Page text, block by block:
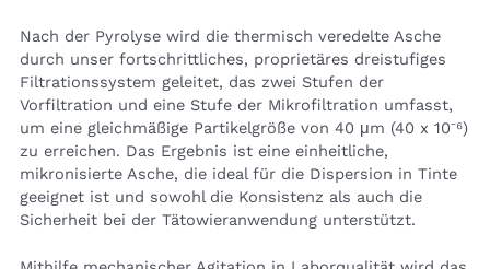
Nach der Pyrolyse wird die thermisch veredelte Asche
durch unser fortschrittliches, proprietäres dreistufiges
Filtrationssystem geleitet, das zwei Stufen der
Vorfiltration und eine Stufe der Mikrofiltration umfasst,
um eine gleichmäßige Partikelgröße von 40 μm (40 x 10⁻⁶)
zu erreichen. Das Ergebnis ist eine einheitliche,
mikronisierte Asche, die ideal für die Dispersion in Tinte
geeignet ist und sowohl die Konsistenz als auch die
Sicherheit bei der Tätowieranwendung unterstützt.